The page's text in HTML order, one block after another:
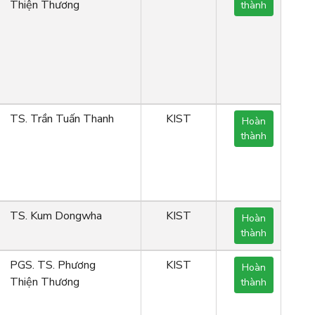
Thiện Thương thành
TS. Trần Tuấn Thanh KIST
Hoàn
thành
TS. Kum Dongwha KIST
Hoàn
thành
PGS. TS. Phương
Thiện Thương
KIST
Hoàn
thành